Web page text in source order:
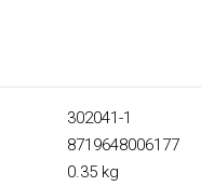
302041-1
8719648006177
0.35 kg